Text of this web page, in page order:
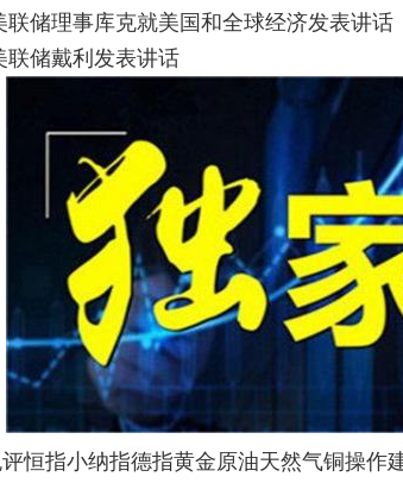
理事库克就美国和全球经济发表讲话
储戴利发表讲话
指小纳指德指黄金原油天然气铜操作